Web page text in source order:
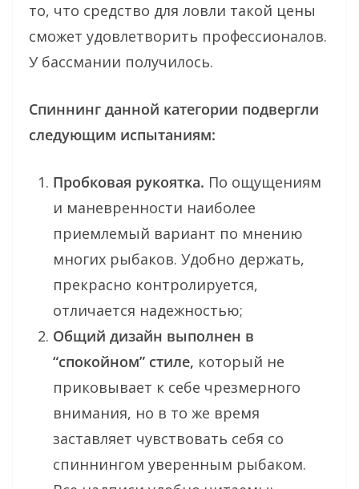
то, что средство для ловли такой цены
сможет удовлетворить профессионалов.
У бассмании получилось.
Спиннинг данной категории подвергли
следующим испытаниям:
Пробковая рукоятка. По ощущениям
и маневренности наиболее
приемлемый вариант по мнению
многих рыбаков. Удобно держать,
прекрасно контролируется,
отличается надежностью;
Общий дизайн выполнен в
“спокойном” стиле, который не
приковывает к себе чрезмерного
внимания, но в то же время
заставляет чувствовать себя со
спиннингом уверенным рыбаком.